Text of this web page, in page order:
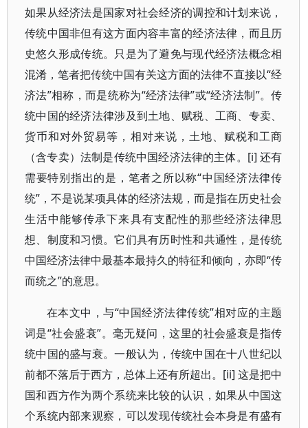
如果从经济法是国家对社会经济的调控和计划来说，
传统中国非但有这方面内容丰富的经济法律，而且历
史悠久形成传统。只是为了避免与现代经济法概念相
混淆，笔者把传统中国有关这方面的法律不直接以“经
济法”相称，而是统称为“经济法律”或“经济法制”。传
统中国的经济法律涉及到土地、赋税、工商、专卖、
货币和对外贸易等，相对来说，土地、赋税和工商
（含专卖）法制是传统中国经济法律的主体。[i] 还有
需要特别指出的是，笔者之所以称“中国经济法律传
统”，不是说某项具体的经济法规，而是指在历史社会
生活中能够传承下来具有支配性的那些经济法律思
想、制度和习惯。它们具有历时性和共通性，是传统
中国经济法律中最基本最持久的特征和倾向，亦即“传
而统之”的意思。
在本文中，与“中国经济法律传统”相对应的主题
词是“社会盛衰”。毫无疑问，这里的社会盛衰是指传
统中国的盛与衰。一般认为，传统中国在十八世纪以
前都不落后于西方，总体上还有所超出。[ii] 这是把中
国和西方作为两个系统来比较的认识，如果从中国这
个系统内部来观察，可以发现传统社会本身是有盛有